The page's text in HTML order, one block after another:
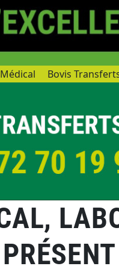
Médical Bovis